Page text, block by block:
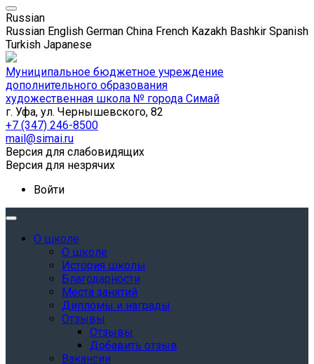
Russian
Russian English German China French Kazakh Bashkir Spanish
Turkish Japanese
Муниципальное бюджетное учреждение
дополнительного образования
художественная школа № города Симай
г. Уфа, ул. Чернышевского, 82
+7 (347) 246-8500
mail@simai.ru
Версия для слабовидящих
Версия для незрячих
Войти
О школе
О школе
История школы
Благодарности
Места занятий
Дипломы и награды
Отзывы
Отзывы
Добавить отзыв
Вакансии